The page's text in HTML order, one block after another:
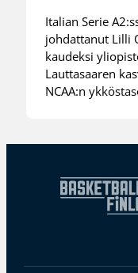
Italian Serie
johdattanut Lilli
kaudeksi
Lauttasaaren
NCAA:n